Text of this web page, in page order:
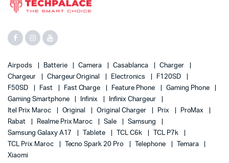
Airpods Batterie Camera Casablanca
Charger
Chargeur
Chargeur Original Electronics
F120SD
F50SD
Fast Fast Charge Feature Phone
Gaming Phone
Gaming Smartphone
Infinix
Infinix Chargeur
Itel Prix Maroc
Original Original Charger Prix
ProMax
Rabat
Realme Prix Maroc Sale
Samsung
Samsung Galaxy A17
Tablete TCL C6k
TCL P7k
TCL Prix Maroc
Tecno Spark 20 Pro Telephone
Temara
Xiaomi